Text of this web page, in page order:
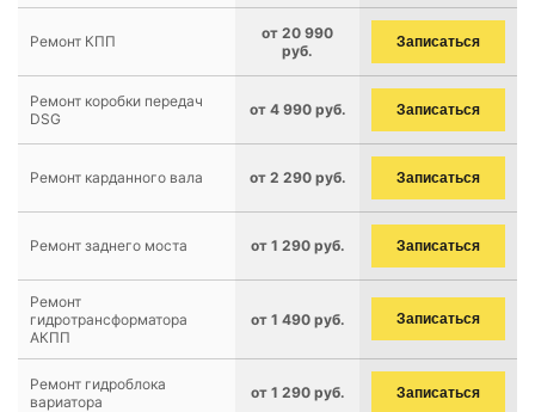
Ремонт КПП
от 20 990
руб.
Записаться
Ремонт коробки передач
DSG
от 4 990 руб. Записаться
Ремонт карданного вала от 2 290 руб. Записаться
Ремонт заднего моста от 1 290 руб. Записаться
Ремонт
гидротрансформатора
АКПП
от 1 490 руб. Записаться
Ремонт гидроблока
вариатора
от 1 290 руб. Записаться